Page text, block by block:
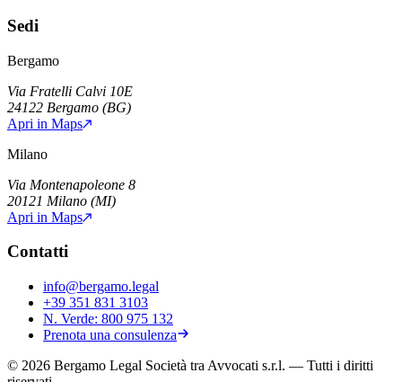
Sedi
Bergamo
Via Fratelli Calvi 10E
24122 Bergamo (BG)
Apri in Maps
Milano
Via Montenapoleone 8
20121 Milano (MI)
Apri in Maps
Contatti
info@bergamo.legal
+39 351 831 3103
N. Verde: 800 975 132
Prenota una consulenza
© 2026 Bergamo Legal Società tra Avvocati s.r.l. — Tutti i diritti